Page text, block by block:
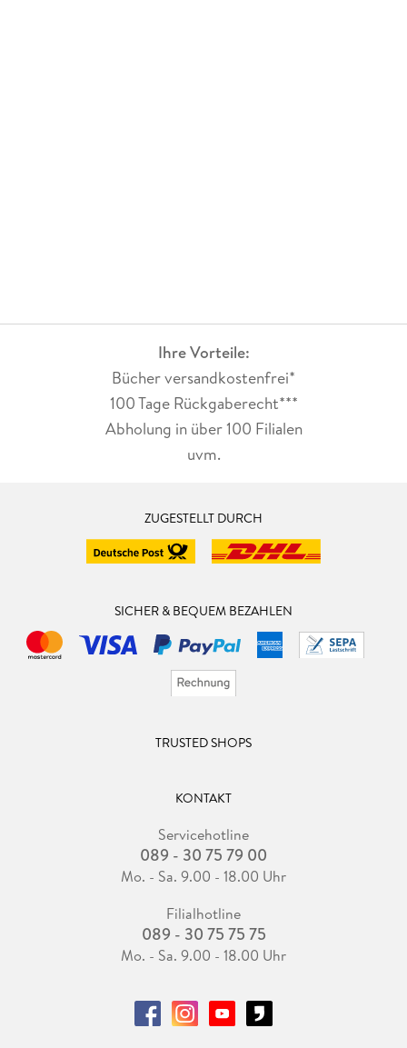
Ihre Vorteile:
Bücher versandkostenfrei*
100 Tage Rückgaberecht***
Abholung in über 100 Filialen
uvm.
ZUGESTELLT DURCH
SICHER & BEQUEM BEZAHLEN
TRUSTED SHOPS
KONTAKT
Servicehotline
089 - 30 75 79 00
Mo. - Sa. 9.00 - 18.00 Uhr
Filialhotline
089 - 30 75 75 75
Mo. - Sa. 9.00 - 18.00 Uhr